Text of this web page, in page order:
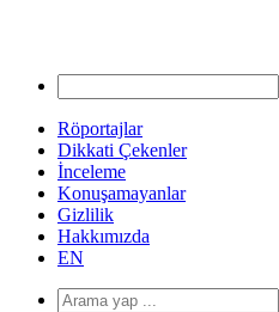
Röportajlar
Dikkati Çekenler
İnceleme
Konuşamayanlar
Gizlilik
Hakkımızda
EN